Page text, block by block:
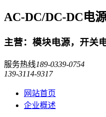
AC-DC/DC-DC电
主营：模块电源，开关
服务热线189-0339-0754
139-3114-9317
网站首页
企业概述